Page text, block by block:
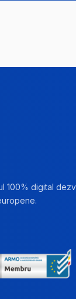
100% digital